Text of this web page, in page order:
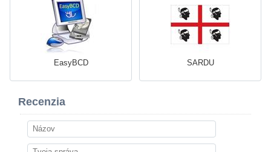
EasyBCD SARDU
Recenzia